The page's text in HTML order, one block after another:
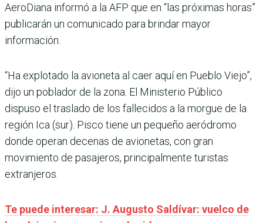
AeroDiana informó a la AFP que en “las próximas horas”
publicarán un comunicado para brindar mayor
información.
“Ha explotado la avioneta al caer aquí en Pueblo Viejo”,
dijo un poblador de la zona. El Ministerio Público
dispuso el traslado de los fallecidos a la morgue de la
región Ica (sur). Pisco tiene un pequeño aeródromo
donde operan decenas de avionetas, con gran
movimiento de pasajeros, principalmente turistas
extranjeros.
Te puede interesar: J. Augusto Saldívar: vuelco de